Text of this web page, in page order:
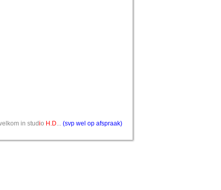
in studio H.D... (svp wel op afspraak)